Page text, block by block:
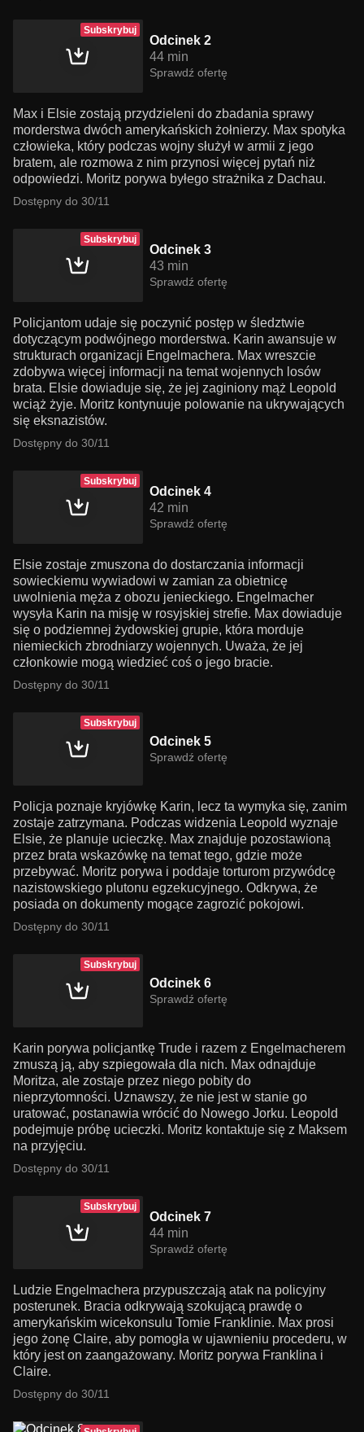
Subskrybuj
Odcinek 2
44 min
Sprawdź ofertę
Max i Elsie zostają przydzieleni do zbadania sprawy
morderstwa dwóch amerykańskich żołnierzy. Max spotyka
człowieka, który podczas wojny służył w armii z jego
bratem, ale rozmowa z nim przynosi więcej pytań niż
odpowiedzi. Moritz porywa byłego strażnika z Dachau.
Dostępny do 30/11
Subskrybuj
Odcinek 3
43 min
Sprawdź ofertę
Policjantom udaje się poczynić postęp w śledztwie
dotyczącym podwójnego morderstwa. Karin awansuje w
strukturach organizacji Engelmachera. Max wreszcie
zdobywa więcej informacji na temat wojennych losów
brata. Elsie dowiaduje się, że jej zaginiony mąż Leopold
wciąż żyje. Moritz kontynuuje polowanie na ukrywających
się eksnazistów.
Dostępny do 30/11
Subskrybuj
Odcinek 4
42 min
Sprawdź ofertę
Elsie zostaje zmuszona do dostarczania informacji
sowieckiemu wywiadowi w zamian za obietnicę
uwolnienia męża z obozu jenieckiego. Engelmacher
wysyła Karin na misję w rosyjskiej strefie. Max dowiaduje
się o podziemnej żydowskiej grupie, która morduje
niemieckich zbrodniarzy wojennych. Uważa, że jej
członkowie mogą wiedzieć coś o jego bracie.
Dostępny do 30/11
Subskrybuj
Odcinek 5
Sprawdź ofertę
Policja poznaje kryjówkę Karin, lecz ta wymyka się, zanim
zostaje zatrzymana. Podczas widzenia Leopold wyznaje
Elsie, że planuje ucieczkę. Max znajduje pozostawioną
przez brata wskazówkę na temat tego, gdzie może
przebywać. Moritz porywa i poddaje torturom przywódcę
nazistowskiego plutonu egzekucyjnego. Odkrywa, że
posiada on dokumenty mogące zagrozić pokojowi.
Dostępny do 30/11
Subskrybuj
Odcinek 6
Sprawdź ofertę
Karin porywa policjantkę Trude i razem z Engelmacherem
zmuszą ją, aby szpiegowała dla nich. Max odnajduje
Moritza, ale zostaje przez niego pobity do
nieprzytomności. Uznawszy, że nie jest w stanie go
uratować, postanawia wrócić do Nowego Jorku. Leopold
podejmuje próbę ucieczki. Moritz kontaktuje się z Maksem
na przyjęciu.
Dostępny do 30/11
Subskrybuj
Odcinek 7
44 min
Sprawdź ofertę
Ludzie Engelmachera przypuszczają atak na policyjny
posterunek. Bracia odkrywają szokującą prawdę o
amerykańskim wicekonsulu Tomie Franklinie. Max prosi
jego żonę Claire, aby pomogła w ujawnieniu procederu, w
który jest on zaangażowany. Moritz porywa Franklina i
Claire.
Dostępny do 30/11